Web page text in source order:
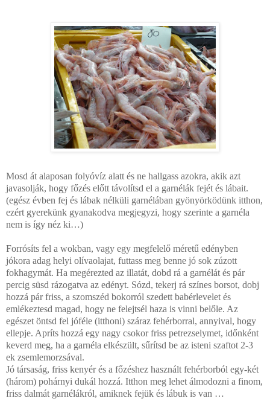
Mosd át alaposan folyóvíz alatt és ne hallgass azokra, akik azt
javasolják, hogy főzés előtt távolítsd el a garnélák fejét és lábait.
(egész évben fej és lábak nélküli garnélában gyönyörködünk itthon,
ezért gyerekünk gyanakodva megjegyzi, hogy szerinte a garnéla
nem is így néz ki…)
Forrósíts fel a wokban, vagy egy megfelelő méretű edényben
jókora adag helyi olívaolajat, futtass meg benne jó sok zúzott
fokhagymát. Ha megérezted az illatát, dobd rá a garnélát és pár
percig süsd rázogatva az edényt. Sózd, tekerj rá színes borsot, dobj
hozzá pár friss, a szomszéd bokorról szedett babérlevelet és
emlékeztesd magad, hogy ne felejtsél haza is vinni belőle. Az
egészet öntsd fel jóféle (itthoni) száraz fehérborral, annyival, hogy
ellepje. Apríts hozzá egy nagy csokor friss petrezselymet, időnként
keverd meg, ha a garnéla elkészült, sűrítsd be az isteni szaftot 2-3
ek zsemlemorzsával.
Jó társaság, friss kenyér és a főzéshez használt fehérborból egy-két
(három) pohárnyi dukál hozzá. Itthon meg lehet álmodozni a finom,
friss dalmát garnélákról, amiknek fejük és lábuk is van …